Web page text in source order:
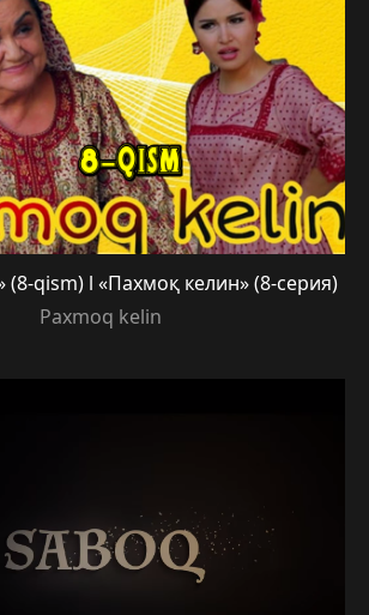
(8-qism) l «Пахмоқ келин» (8-серия)
Paxmoq kelin